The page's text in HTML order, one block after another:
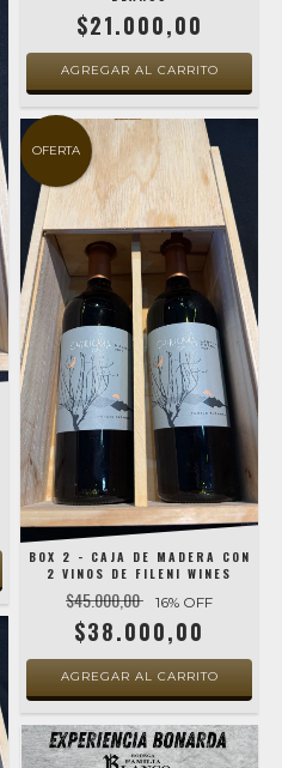
$21.000,00
OFERTA
BOX 2 - CAJA DE MADERA CON
2 VINOS DE FILENI WINES
$45.000,00 16% OFF
$38.000,00